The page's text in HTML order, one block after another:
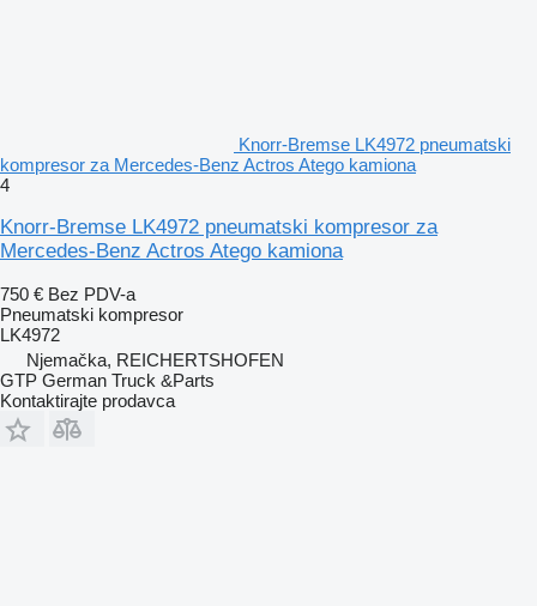
Knorr-Bremse LK4972 pneumatski
kompresor za Mercedes-Benz Actros Atego kamiona
4
Knorr-Bremse LK4972 pneumatski kompresor za
Mercedes-Benz Actros Atego kamiona
750 € Bez PDV-a
Pneumatski kompresor
LK4972
Njemačka, REICHERTSHOFEN
GTP German Truck &Parts
Kontaktirajte prodavca